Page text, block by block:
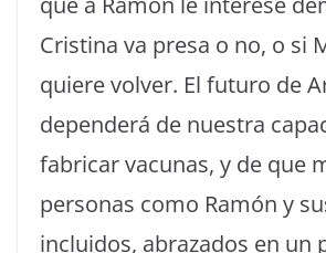
Cristina va presa o no, o si
quiere volver. El futuro de
dependerá de nuestra
fabricar vacunas, y de que
personas como Ramón y
incluidos, abrazados en un